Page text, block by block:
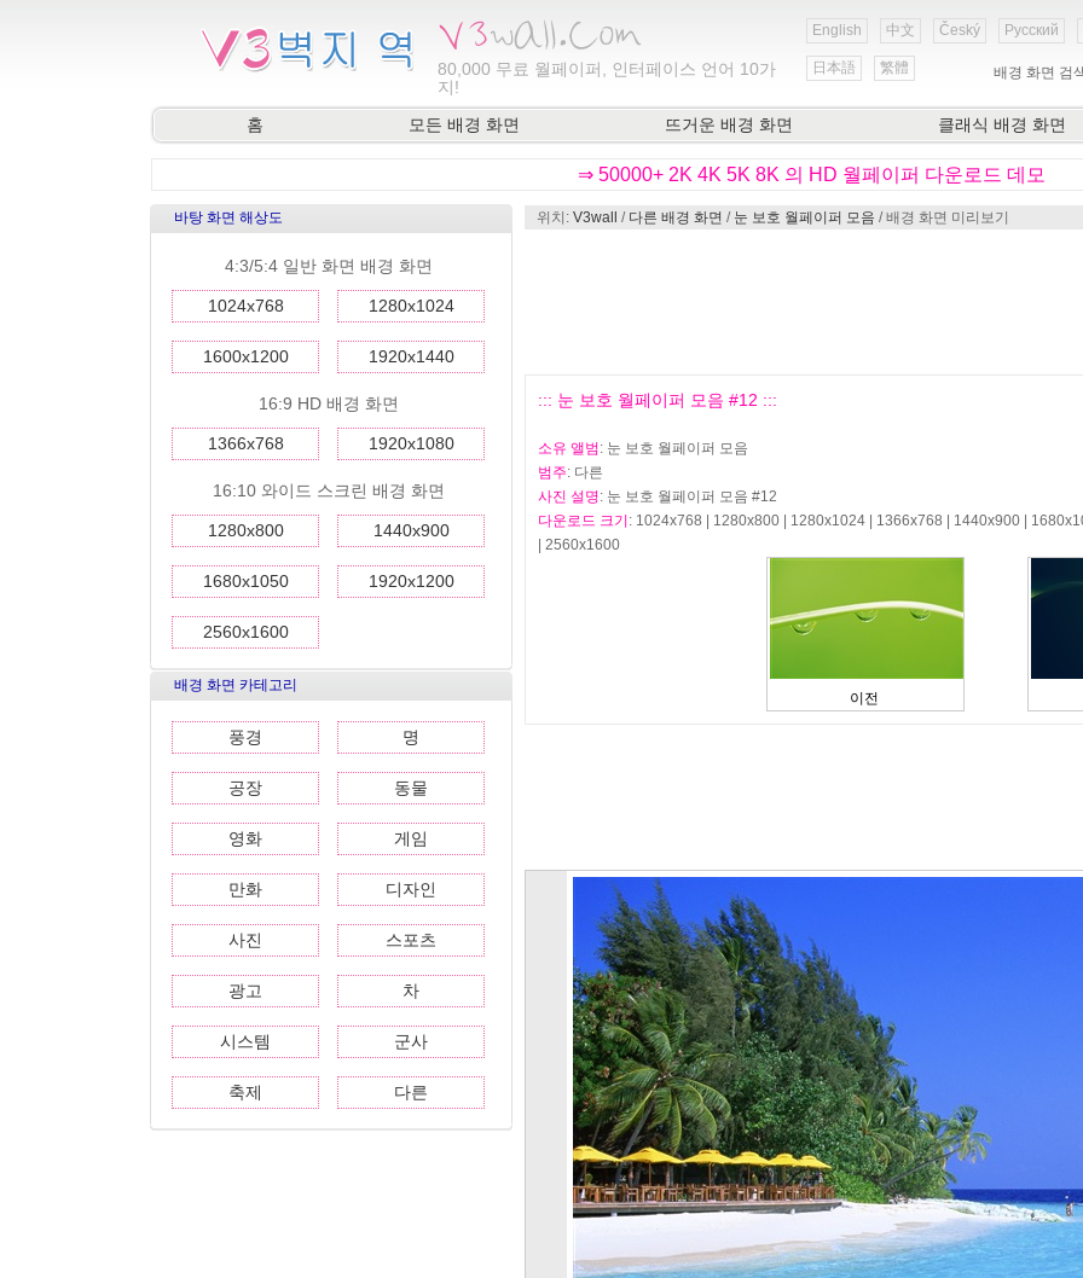
80,000 무료 월페이퍼, 인터페이스 언어 10가
지!
English 中文 Český Русский
日本語 繁體 배경 화면 검
홈 모든 배경 화면 뜨거운 배경 화면 클래식 배경 화면
⇒ 50000+ 2K 4K 5K 8K 의 HD 월페이퍼 다운로드 데모
바탕 화면 해상도
4:3/5:4 일반 화면 배경 화면
1024x768 1280x1024
1600x1200 1920x1440
16:9 HD 배경 화면
1366x768 1920x1080
16:10 와이드 스크린 배경 화면
1280x800 1440x900
1680x1050 1920x1200
2560x1600
배경 화면 카테고리
풍경 명
공장 동물
영화 게임
만화 디자인
사진 스포츠
광고 차
시스템 군사
축제 다른
위치: V3wall / 다른 배경 화면 / 눈 보호 월페이퍼 모음 / 배경 화면 미리보기
::: 눈 보호 월페이퍼 모음 #12 :::
소유 앨범 : 눈 보호 월페이퍼 모음
범주: 다른
사진 설명: 눈 보호 월페이퍼 모음 #12
다운로드 크기 : 1024x768 | 1280x800 | 1280x1024 | 1366x768 | 1440x900 |
| 2560x1600
이전